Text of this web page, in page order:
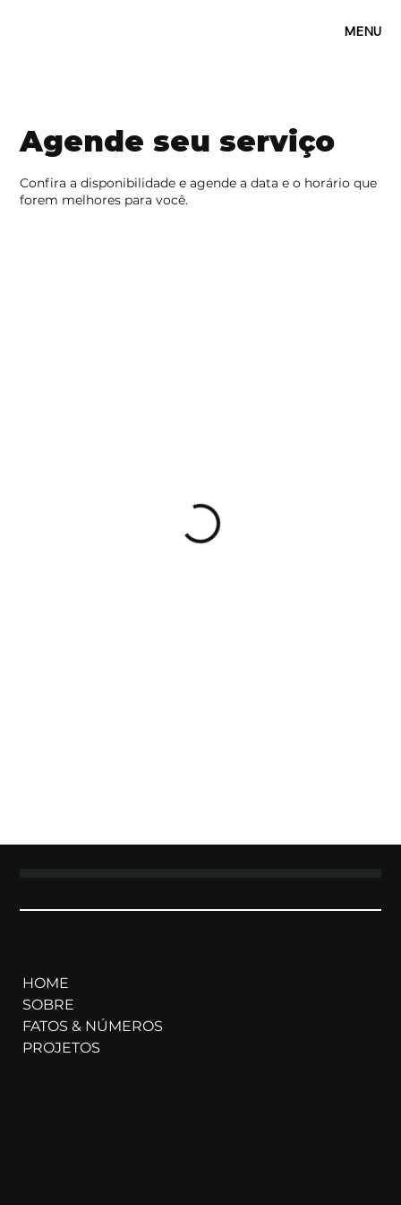
MENU
Agende seu serviço
Confira a disponibilidade e agende a data e o horário que
forem melhores para você.
HOME
SOBRE
FATOS & NÚMEROS
PROJETOS